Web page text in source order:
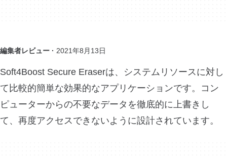
編集者レビュー · 2021年8月13日
Soft4Boost Secure Eraserは、システムリソースに対し
て比較的簡単な効果的なアプリケーションです。コン
ピューターからの不要なデータを徹底的に上書きし
て、再度アクセスできないように設計されています。